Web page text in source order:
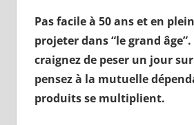
Pas facile à 50 ans et en
projeter dans “le grand âge”.
craignez de peser un jour
pensez à la mutuelle
produits se multiplient.